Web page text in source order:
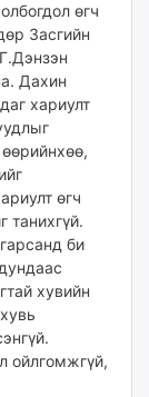
өгч
Засгийн
Дахин
хариулт
өгч
танихгүй.
би
хувийн
ойлгомжгүй,